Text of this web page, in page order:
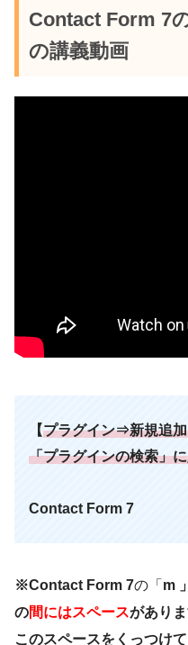
Contact Form 7
の講義動画
【プラグイン⇒新規追
「プラグインの検索」
Contact Form 7
※Contact Form 7の「 m
の間にはスペースがありま
このスペースをくっつけて